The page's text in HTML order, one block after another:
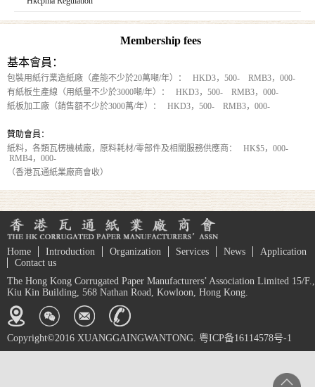
Membership fees
基本會員：
包裝用紙行業造紙廠（產能不少於20萬噸/年）： HKD3，500- RMB3，000-
有紙板生產線（用紙量不少於3000噸/年）： HKD3，500- RMB3，000-
紙板加工廠（銷售額不少於3000萬/年）： HKD3，500- RMB3，000-
贊助會員：
紙料，各類瓦楞機械廠，原料耗材/零部件及相關服務供應商： HK$5，000-
RMB4，000-
（香港瓦通紙業廠商會收）
Home Introduction Organization Services News
Application
Contact us
The Hong Kong Corrugated Paper Manufacturers’ Association Limited 15/F.,
Kiu Kin Building, 568 Nathan Road, Kowloon, Hong Kong.
Copyright©2016 XUANGGAINGWANTONG. 粤ICP备16114578号-1